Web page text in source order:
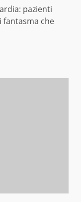
pazienti
fantasma che